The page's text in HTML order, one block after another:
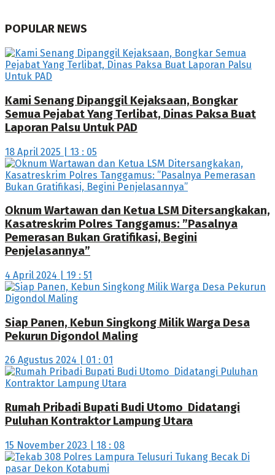
POPULAR NEWS
Kami Senang Dipanggil Kejaksaan, Bongkar
Semua Pejabat Yang Terlibat, Dinas Paksa Buat
Laporan Palsu Untuk PAD
18 April 2025 | 13 : 05
Oknum Wartawan dan Ketua LSM Ditersangkakan,
Kasatreskrim Polres Tanggamus: ”Pasalnya
Pemerasan Bukan Gratifikasi, Begini
Penjelasannya”
4 April 2024 | 19 : 51
Siap Panen, Kebun Singkong Milik Warga Desa
Pekurun Digondol Maling
26 Agustus 2024 | 01 : 01
Rumah Pribadi Bupati Budi Utomo Didatangi
Puluhan Kontraktor Lampung Utara
15 November 2023 | 18 : 08